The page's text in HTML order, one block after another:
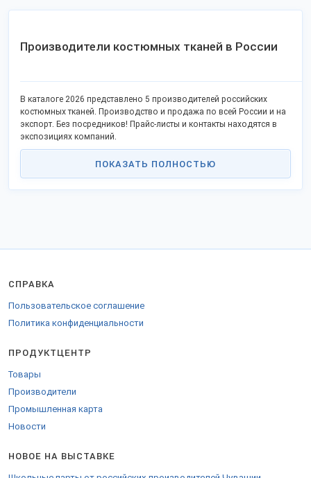
Производители костюмных тканей в России
В каталоге 2026 представлено 5 производителей российских
костюмных тканей. Производство и продажа по всей России и на
экспорт. Без посредников! Прайс-листы и контакты находятся в
экспозициях компаний.
ПОКАЗАТЬ ПОЛНОСТЬЮ
СПРАВКА
Пользовательское соглашение
Политика конфиденциальности
ПРОДУКТЦЕНТР
Товары
Производители
Промышленная карта
Новости
НОВОЕ НА ВЫСТАВКЕ